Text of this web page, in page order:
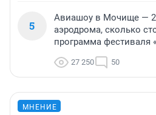
5
Авиашоу в Мочище —
аэродрома, сколько
программа фестиваля
27 250 50
МНЕНИЕ